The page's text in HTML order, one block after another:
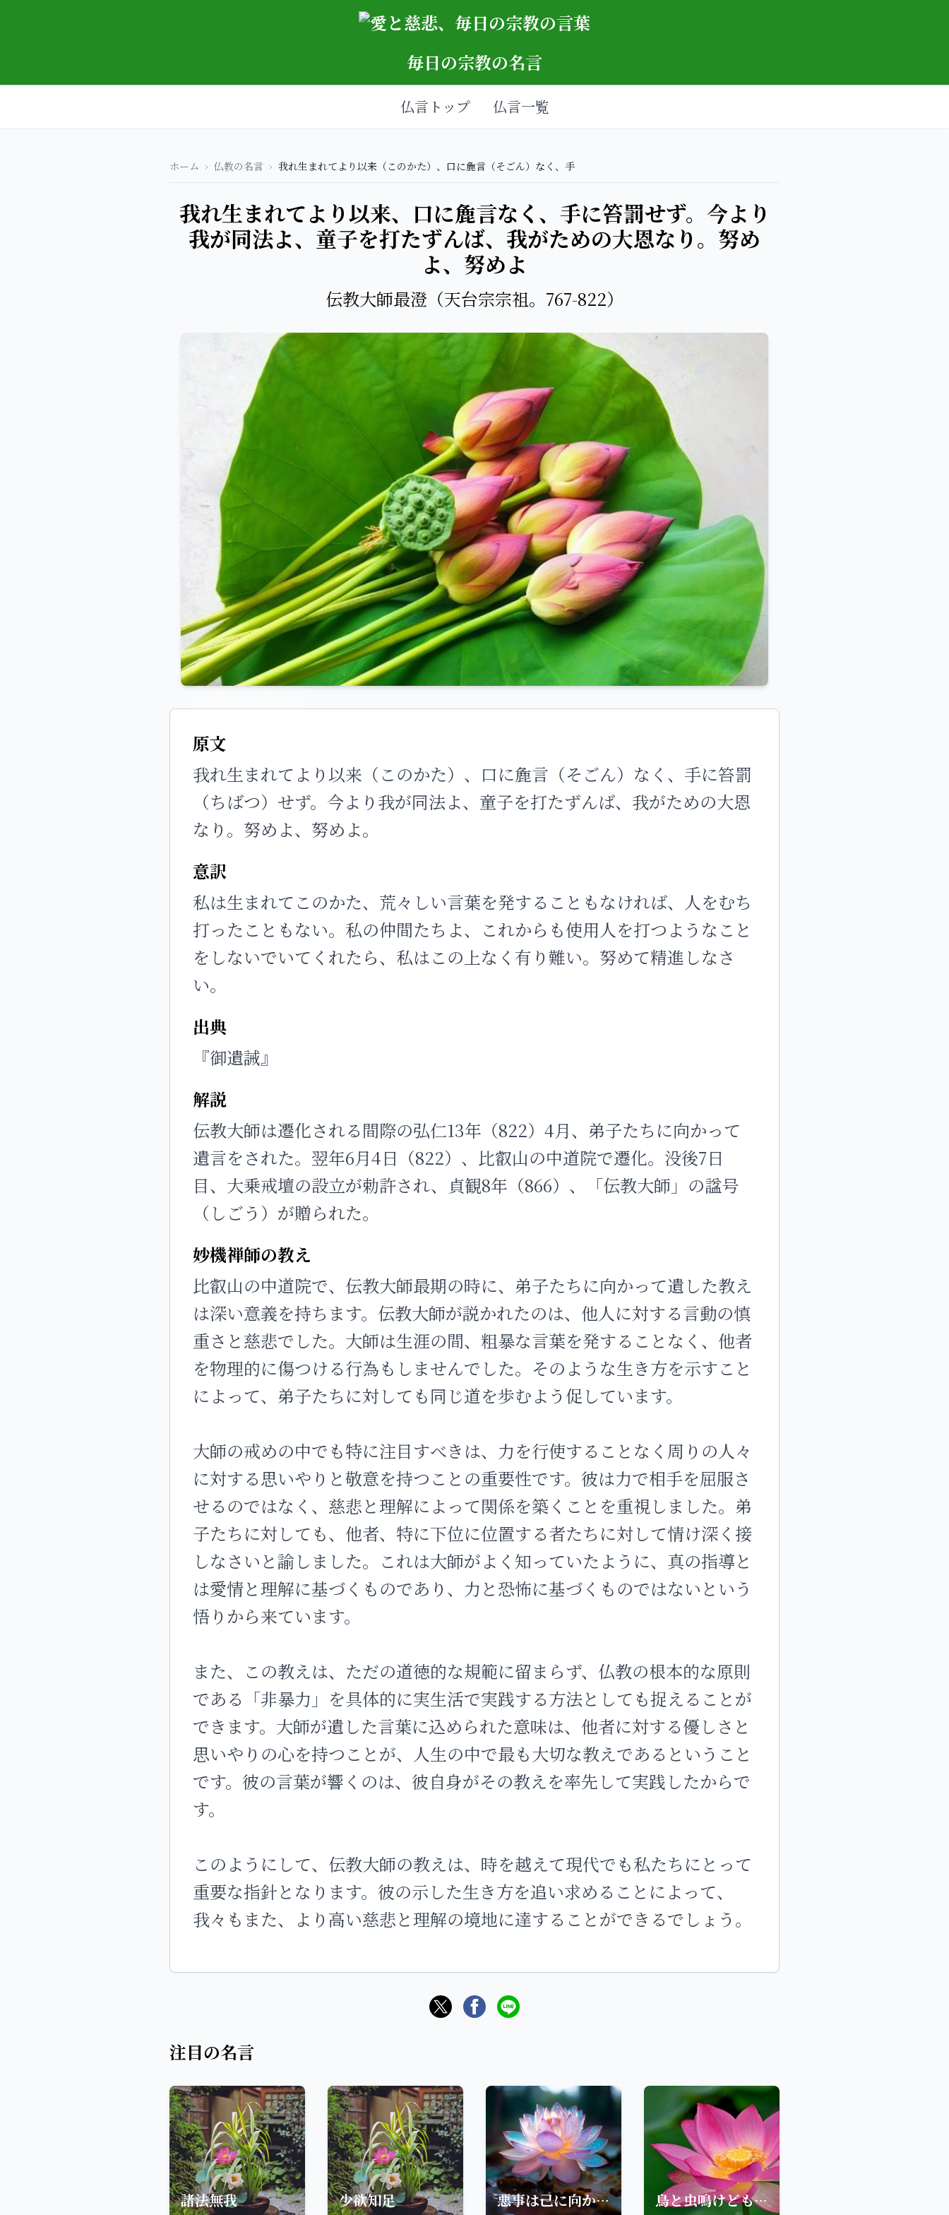
毎日の宗教の名言
仏言トップ 仏言一覧
ホーム › 仏教の名言 › 我れ生まれてより以来（このかた）、口に麁言（そごん）なく、手
我れ生まれてより以来、口に麁言なく、手に笞罰せず。今より
我が同法よ、童子を打たずんば、我がための大恩なり。努め
よ、努めよ
伝教大師最澄（天台宗宗祖。767-822）
原文
我れ生まれてより以来（このかた）、口に麁言（そごん）なく、手に笞罰
（ちばつ）せず。今より我が同法よ、童子を打たずんば、我がための大恩
なり。努めよ、努めよ。
意訳
私は生まれてこのかた、荒々しい言葉を発することもなければ、人をむち
打ったこともない。私の仲間たちよ、これからも使用人を打つようなこと
をしないでいてくれたら、私はこの上なく有り難い。努めて精進しなさ
い。
出典
『御遺誡』
解説
伝教大師は遷化される間際の弘仁13年（822）4月、弟子たちに向かって
遺言をされた。翌年6月4日（822）、比叡山の中道院で遷化。没後7日
目、大乗戒壇の設立が勅許され、貞観8年（866）、「伝教大師」の諡号
（しごう）が贈られた。
妙機禅師の教え
比叡山の中道院で、伝教大師最期の時に、弟子たちに向かって遺した教え
は深い意義を持ちます。伝教大師が説かれたのは、他人に対する言動の慎
重さと慈悲でした。大師は生涯の間、粗暴な言葉を発することなく、他者
を物理的に傷つける行為もしませんでした。そのような生き方を示すこと
によって、弟子たちに対しても同じ道を歩むよう促しています。
大師の戒めの中でも特に注目すべきは、力を行使することなく周りの人々
に対する思いやりと敬意を持つことの重要性です。彼は力で相手を屈服さ
せるのではなく、慈悲と理解によって関係を築くことを重視しました。弟
子たちに対しても、他者、特に下位に位置する者たちに対して情け深く接
しなさいと諭しました。これは大師がよく知っていたように、真の指導と
は愛情と理解に基づくものであり、力と恐怖に基づくものではないという
悟りから来ています。
また、この教えは、ただの道徳的な規範に留まらず、仏教の根本的な原則
である「非暴力」を具体的に実生活で実践する方法としても捉えることが
できます。大師が遺した言葉に込められた意味は、他者に対する優しさと
思いやりの心を持つことが、人生の中で最も大切な教えであるということ
です。彼の言葉が響くのは、彼自身がその教えを率先して実践したからで
す。
このようにして、伝教大師の教えは、時を越えて現代でも私たちにとって
重要な指針となります。彼の示した生き方を追い求めることによって、
我々もまた、より高い慈悲と理解の境地に達することができるでしょう。
注目の名言
諸法無我 少欲知足 悪事は己に向かえ、好事は他に与え、己を忘れて他を利するは慈悲の極みなり 鳥と虫鳴けども涙落ちず。日蓮は泣かねど涙ひまなし